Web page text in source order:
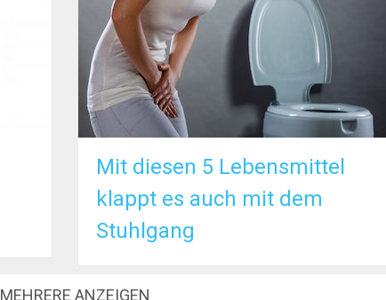
Mit diesen 5 Lebensmittel
klappt es auch mit dem
Stuhlgang
MEHRERE ANZEIGEN